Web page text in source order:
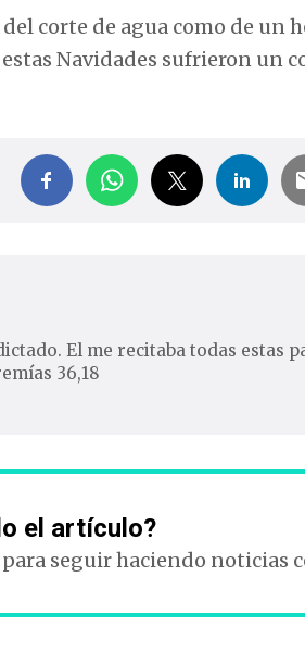
corte de agua como de un
Navidades sufrieron un
El me recitaba todas estas
36,18
el artículo?
seguir haciendo noticias